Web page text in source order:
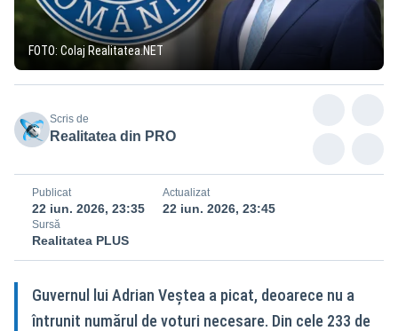
FOTO: Colaj Realitatea.NET
Scris de
Realitatea din PRO
Publicat
22 iun. 2026, 23:35
Actualizat
22 iun. 2026, 23:45
Sursă
Realitatea PLUS
Guvernul lui Adrian Veștea a picat, deoarece nu a
întrunit numărul de voturi necesare. Din cele 233 de